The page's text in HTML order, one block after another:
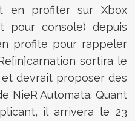
en profiter sur Xbox
pour console) depuis
profite pour rappeler
sortira le
et devrait proposer des
NieR Automata. Quant
il arrivera le 23